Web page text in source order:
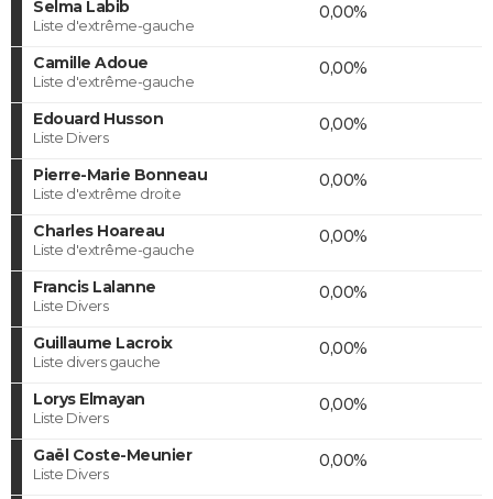
Selma Labib
Liste d'extrême-gauche
0,00%
Camille Adoue
Liste d'extrême-gauche
0,00%
Edouard Husson
Liste Divers
0,00%
Pierre-Marie Bonneau
Liste d'extrême droite
0,00%
Charles Hoareau
Liste d'extrême-gauche
0,00%
Francis Lalanne
Liste Divers
0,00%
Guillaume Lacroix
Liste divers gauche
0,00%
Lorys Elmayan
Liste Divers
0,00%
Gaël Coste-Meunier
Liste Divers
0,00%